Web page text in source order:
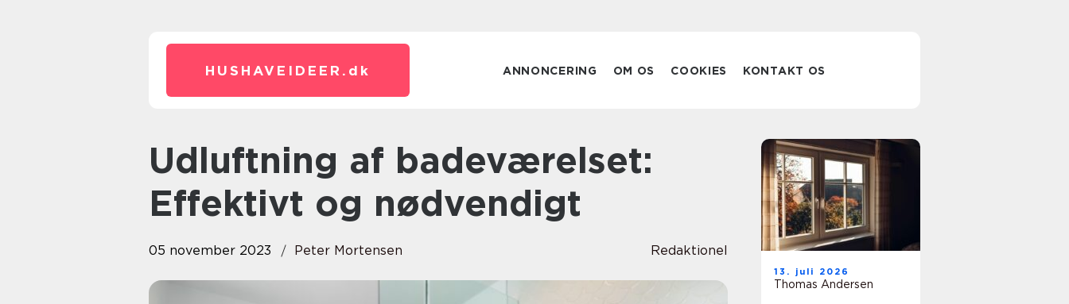
HUSHAVEIDEER. dk ANNONCERING OM OS COOKIES KONTAKT OS
Udluftning af badeværelset:
Effektivt og nødvendigt
05 november 2023 Peter Mortensen Redaktionel
13. juli 2026
Thomas Andersen